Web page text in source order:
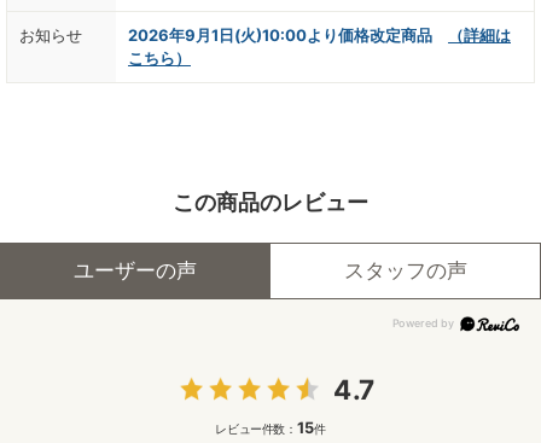
お知らせ 2026年9月1日(火)10:00より価格改定商品
（詳細は
こちら）
この商品のレビュー
ユーザーの声 スタッフの声
4.7
レビュー件数： 15件